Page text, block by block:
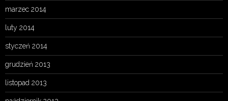
marzec 2014
luty 2014
styczeń 2014
grudzień 2013
listopad 2013